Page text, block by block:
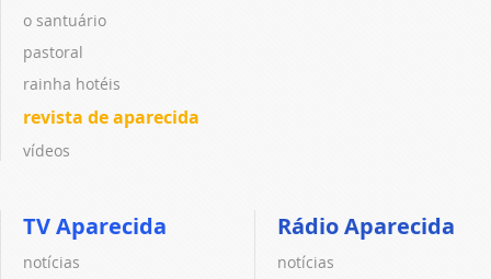
o santuário
pastoral
rainha hotéis
revista de aparecida
vídeos
TV Aparecida
notícias
Rádio Aparecida
notícias